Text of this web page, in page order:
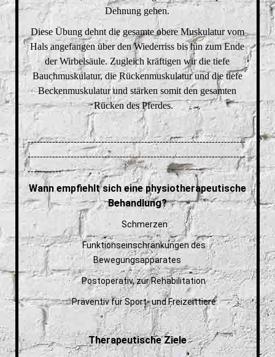
Dehnung gehen.
Diese Übung dehnt die gesamte obere Muskulatur vom
Hals angefangen über den Wiederriss bis hin zum Ende
der Wirbelsäule. Zugleich kräftigen wir die tiefe
Bauchmuskulatur, die Rückenmuskulatur und die tiefe
Beckenmuskulatur und stärken somit den gesamten
Rücken des Pferdes.
-----------------------------------------------------------------------
-----------------------------------------------------------------------
-----------
Wann empfiehlt sich eine physiotherapeutische
Behandlung?
· Schmerzen
· Funktionseinschränkungen des
Bewegungsapparates
· Postoperativ, zur Rehabilitation
· Präventiv für Sport- und Freizeittiere
Therapeutische Ziele